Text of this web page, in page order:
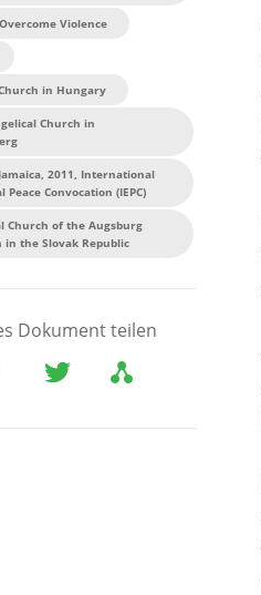
Violence
in Hungary
Church in
2011, International
Peace Convocation (IEPC)
Church of the Augsburg
in the Slovak Republic
Dokument teilen